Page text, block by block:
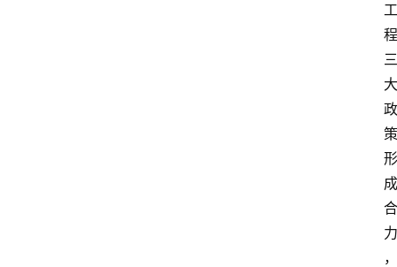
工
程
三
大
政
策
形
成
合
力
，